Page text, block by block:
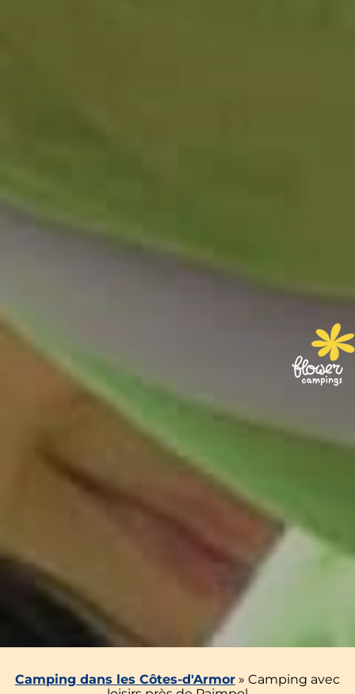
Camping dans les Côtes-d'Armor » Camping avec